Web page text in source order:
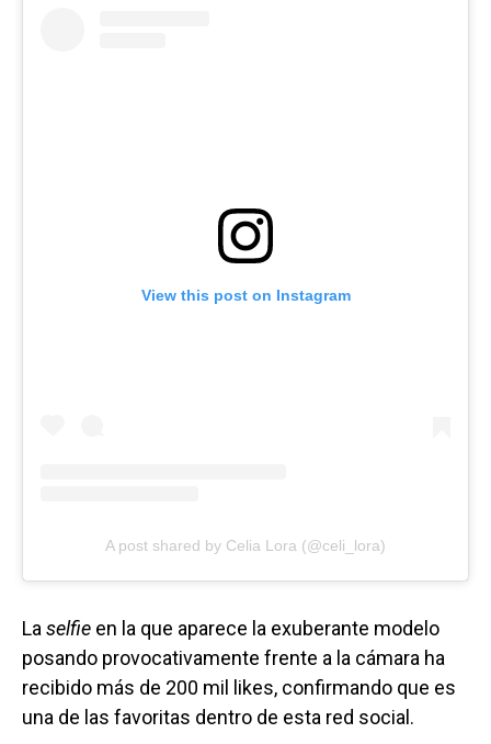
View this post on Instagram
A post shared by Celia Lora (@celi_lora)
La selfie en la que aparece la exuberante modelo
posando provocativamente frente a la cámara ha
recibido más de 200 mil likes, confirmando que es
una de las favoritas dentro de esta red social.